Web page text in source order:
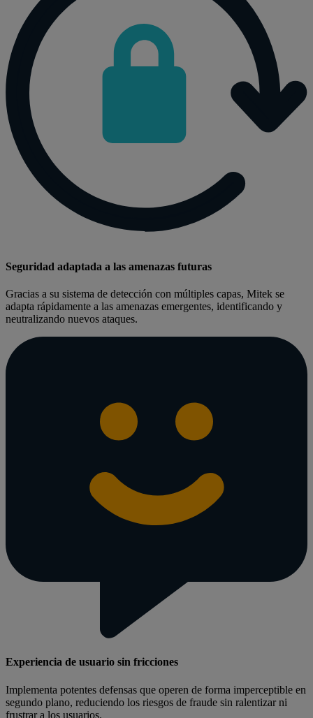
Seguridad adaptada a las amenazas futuras
Gracias a su sistema de detección con múltiples capas, Mitek se
adapta rápidamente a las amenazas emergentes, identificando y
neutralizando nuevos ataques.
Experiencia de usuario sin fricciones
Implementa potentes defensas que operen de forma imperceptible en
segundo plano, reduciendo los riesgos de fraude sin ralentizar ni
frustrar a los usuarios.